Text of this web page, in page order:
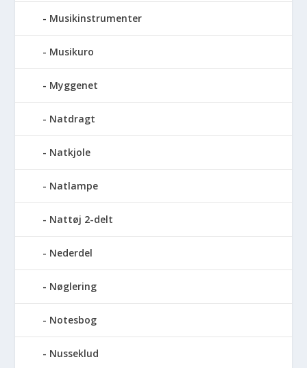
Musikinstrumenter
Musikuro
Myggenet
Natdragt
Natkjole
Natlampe
Nattøj 2-delt
Nederdel
Nøglering
Notesbog
Nusseklud